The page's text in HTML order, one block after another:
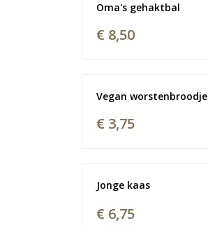
Oma's gehaktbal
€ 8,50
Vegan worstenbroodje
€ 3,75
Jonge kaas
€ 6,75